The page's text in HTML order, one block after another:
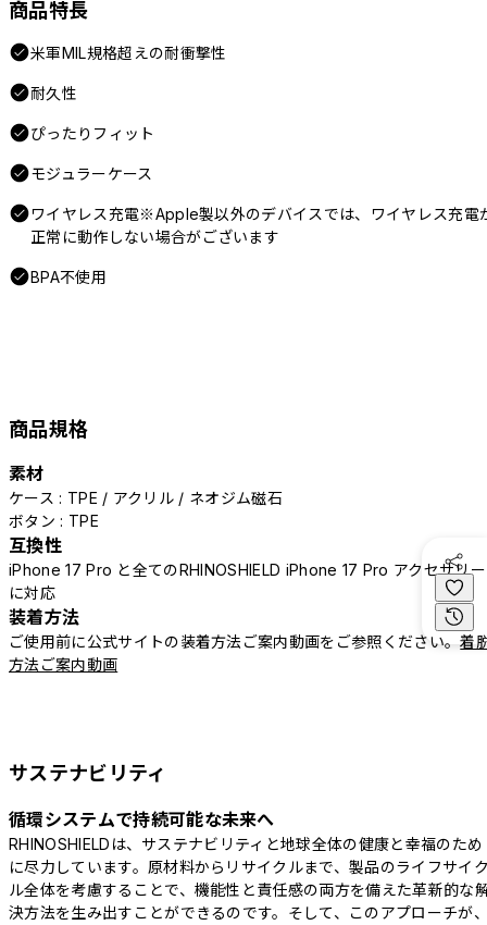
商品特長
米軍MIL規格超えの耐衝撃性
耐久性
ぴったりフィット
モジュラーケース
ワイヤレス充電※Apple製以外のデバイスでは、ワイヤレス充電
正常に動作しない場合がございます
BPA不使用
商品規格
素材
ケース : TPE / アクリル / ネオジム磁石
ボタン : TPE
互換性
iPhone 17 Pro と全てのRHINOSHIELD iPhone 17 Pro アクセサリー
に対応
装着方法
ご使用前に公式サイトの装着方法ご案内動画をご参照ください。着
方法ご案内動画
サステナビリティ
循環システムで持続可能な未来へ
RHINOSHIELDは、サステナビリティと地球全体の健康と幸福のため
に尽力しています。原材料からリサイクルまで、製品のライフサイ
ル全体を考慮することで、機能性と責任感の両方を備えた革新的な
決方法を生み出すことができるのです。そして、このアプローチが